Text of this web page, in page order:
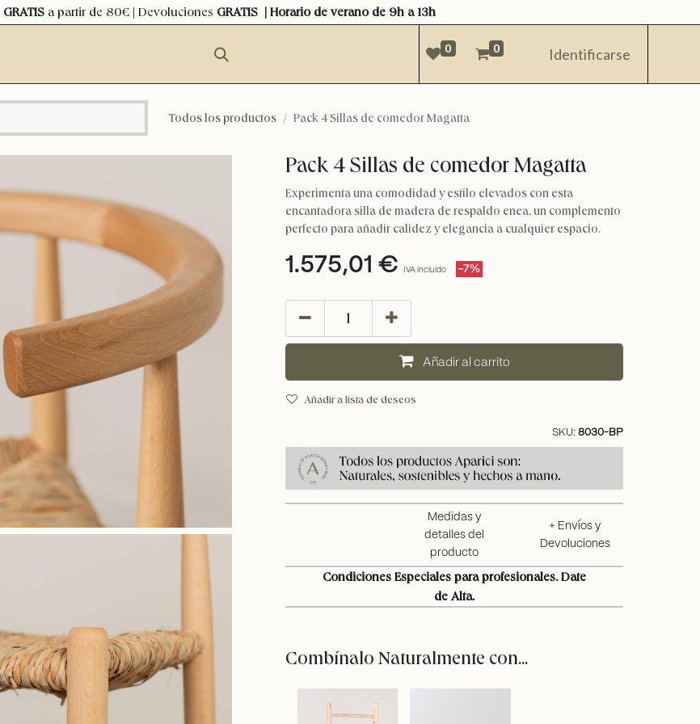
GRATIS a partir de 80€ | Devoluciones GRATIS | Horario de verano de 9h a 13h
0 0 Identificarse
Todos los productos Pack 4 Sillas de comedor Magatta
Pack 4 Sillas de comedor Magatta
Experimenta una comodidad y estilo elevados con esta
encantadora silla de madera de respaldo enea, un complemento
perfecto para añadir calidez y elegancia a cualquier espacio.
1.575,01 € IVA incluido -7%
añadir al carrito
Añadir a lista de deseos
SKU: 8030-BP
Medidas y
detalles del
producto
+ Envíos y
Devoluciones
Condiciones Especiales para profesionales. Date
de Alta.
Combínalo Naturalmente con...